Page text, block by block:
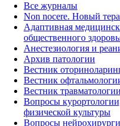
Все журналы
Non nocere. Новый
Адаптивная
общественного
Анестезиология и
Архив патологии
Вестник
Вестник
Вестник
Вопросы
физической культуры
Вопросы